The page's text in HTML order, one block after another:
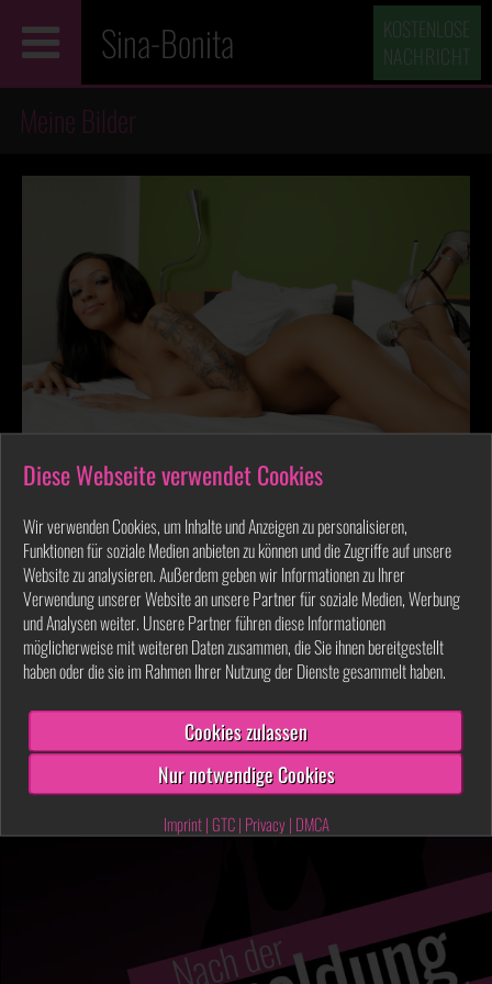
Diese Webseite verwendet Cookies
Wir verwenden Cookies, um Inhalte und Anzeigen zu personalisieren,
Funktionen für soziale Medien anbieten zu können und die Zugriffe auf unsere
Website zu analysieren. Außerdem geben wir Informationen zu Ihrer
Verwendung unserer Website an unsere Partner für soziale Medien, Werbung
und Analysen weiter. Unsere Partner führen diese Informationen
möglicherweise mit weiteren Daten zusammen, die Sie ihnen bereitgestellt
haben oder die sie im Rahmen Ihrer Nutzung der Dienste gesammelt haben.
Cookies zulassen
Nur notwendige Cookies
Imprint| GTC| Privacy| DMCA
Sina-Bonita
KOSTENLOSE
NACHRICHT
Meine Bilder
KLEINE-LATINA (8 Fotos)